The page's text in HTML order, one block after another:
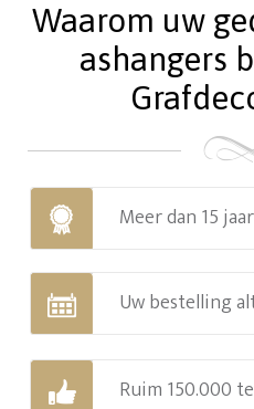
Waarom uw
ashangers
Meer dan 15
Uw bestelling
Ruim 150.000